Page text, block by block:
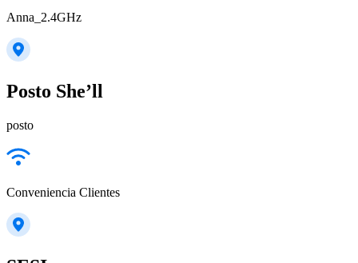
Anna_2.4GHz
Posto She’ll
posto
Conveniencia Clientes